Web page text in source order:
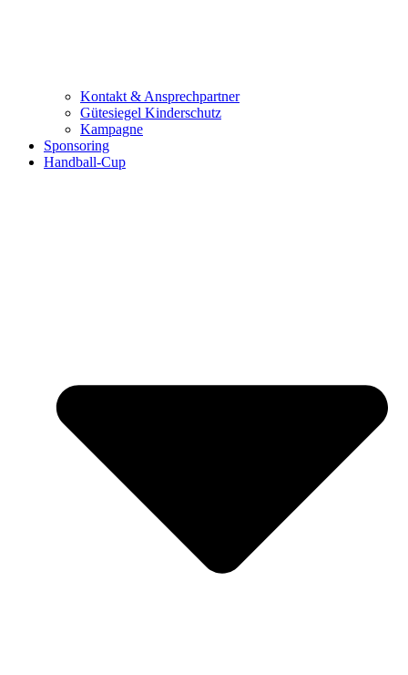
Kontakt & Ansprechpartner
Gütesiegel Kinderschutz
Kampagne
Sponsoring
Handball-Cup